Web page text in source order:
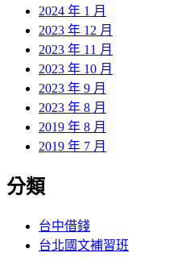
2024 年 1 月
2023 年 12 月
2023 年 11 月
2023 年 10 月
2023 年 9 月
2023 年 8 月
2019 年 8 月
2019 年 7 月
分類
台中借錢
台北國文補習班